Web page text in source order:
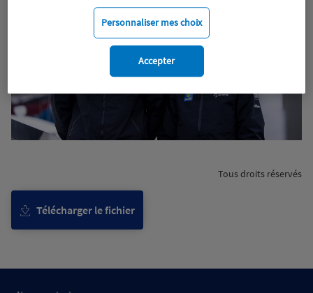
Télécharger le fichier
Tous droits réservés
Personnaliser mes choix
Accepter